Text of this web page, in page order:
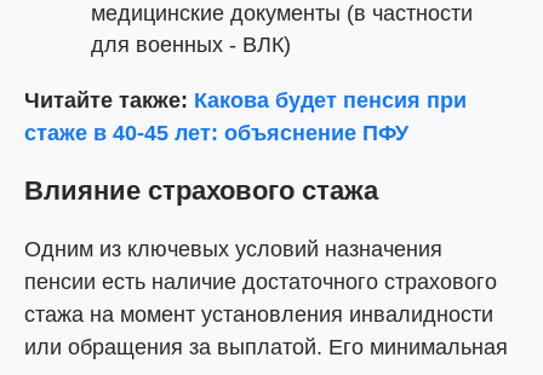
медицинские документы (в частности
для военных - ВЛК)
Читайте также: Какова будет пенсия при
стаже в 40-45 лет: объяснение ПФУ
Влияние страхового стажа
Одним из ключевых условий назначения
пенсии есть наличие достаточного страхового
стажа на момент установления инвалидности
или обращения за выплатой. Его минимальная